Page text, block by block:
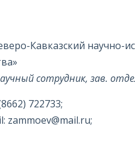
Кавказский научно-
сотрудник, зав.
722733;
zammoev@mail.ru;